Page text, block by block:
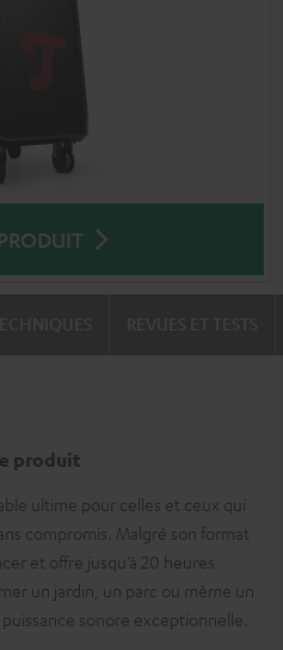
produit
ultime pour celles et ceux qui
compromis. Malgré son format
et offre jusqu’à 20 heures
un jardin, un parc ou même un
sonore exceptionnelle.